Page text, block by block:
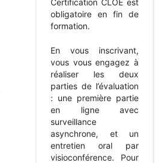
Certification CLOE est
obligatoire en fin de
formation.
En vous inscrivant,
vous vous engagez à
réaliser les deux
parties de l’évaluation
: une première partie
en ligne avec
surveillance
asynchrone, et un
entretien oral par
visioconférence. Pour